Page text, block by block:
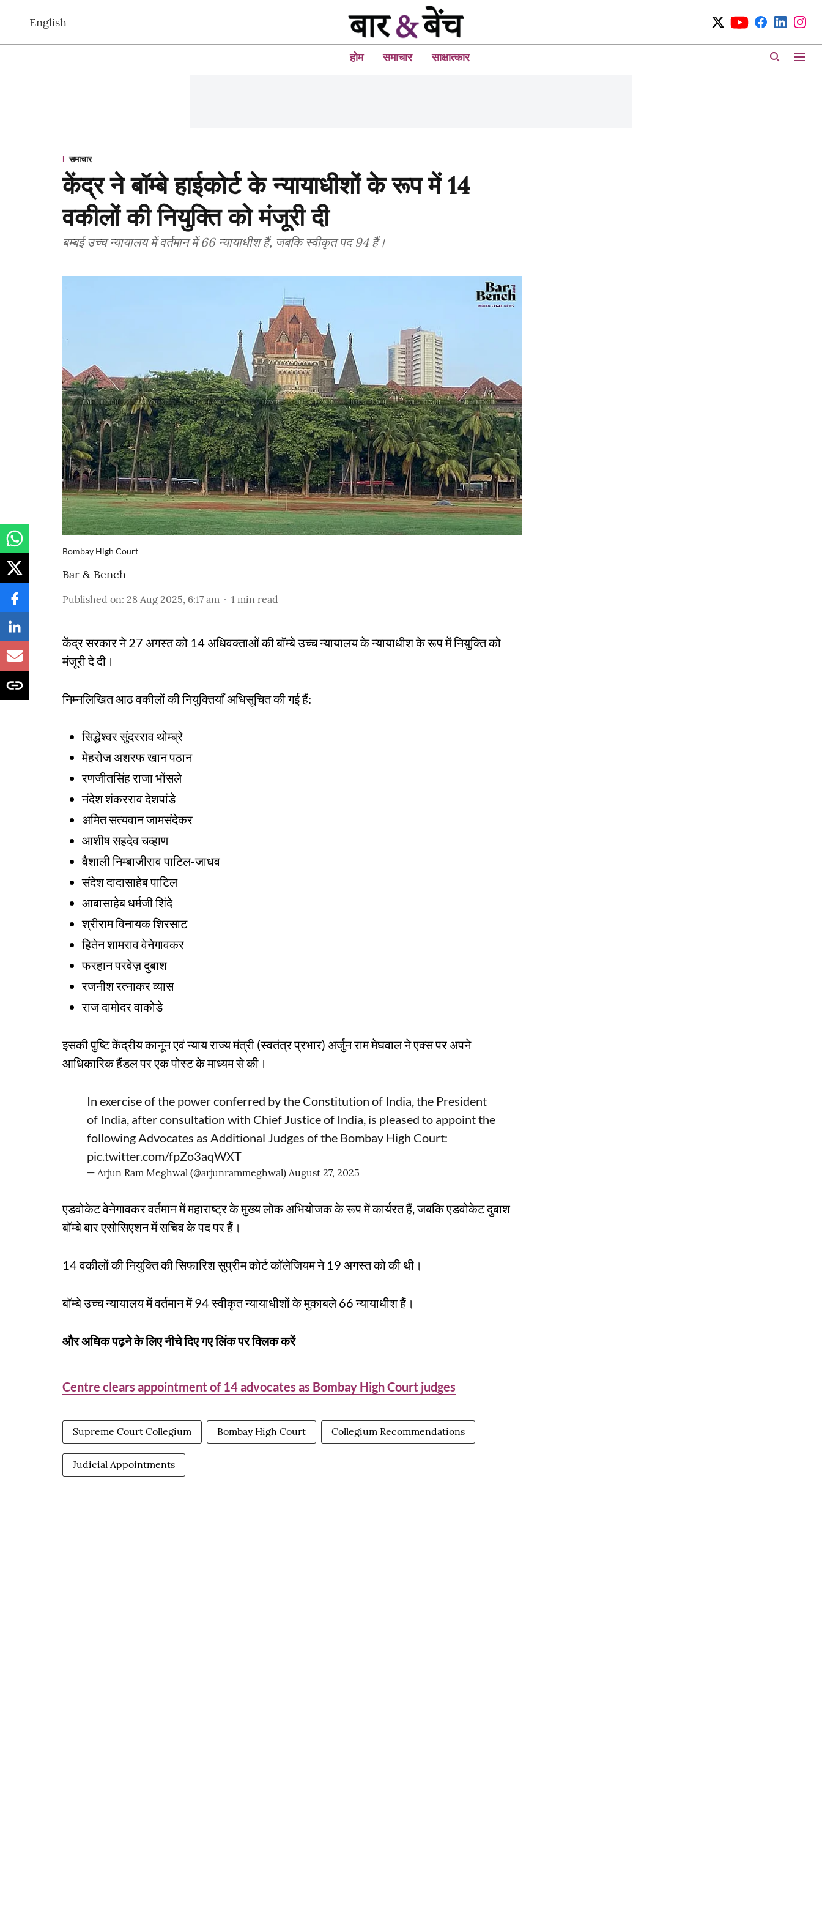
English
होम समाचार साक्षात्कार
समाचार
केंद्र ने बॉम्बे हाईकोर्ट के न्यायाधीशों के रूप में 14
वकीलों की नियुक्ति को मंजूरी दी
बम्बई उच्च न्यायालय में वर्तमान में 66 न्यायाधीश हैं, जबकि स्वीकृत पद 94 हैं।
Bombay High Court
Bar & Bench
Published on: 28 Aug 2025, 6:17 am 1 min read
केंद्र सरकार ने 27 अगस्त को 14 अधिवक्ताओं की बॉम्बे उच्च न्यायालय के न्यायाधीश के रूप में नियुक्ति को
मंजूरी दे दी।
निम्नलिखित आठ वकीलों की नियुक्तियाँ अधिसूचित की गई हैं:
सिद्धेश्वर सुंदरराव थोम्ब्रे
मेहरोज अशरफ खान पठान
रणजीतसिंह राजा भोंसले
नंदेश शंकरराव देशपांडे
अमित सत्यवान जामसंदेकर
आशीष सहदेव चव्हाण
वैशाली निम्बाजीराव पाटिल-जाधव
संदेश दादासाहेब पाटिल
आबासाहेब धर्मजी शिंदे
श्रीराम विनायक शिरसाट
हितेन शामराव वेनेगावकर
फरहान परवेज़ दुबाश
रजनीश रत्नाकर व्यास
राज दामोदर वाकोडे
इसकी पुष्टि केंद्रीय कानून एवं न्याय राज्य मंत्री (स्वतंत्र प्रभार) अर्जुन राम मेघवाल ने एक्स पर अपने
आधिकारिक हैंडल पर एक पोस्ट के माध्यम से की।
In exercise of the power conferred by the Constitution of India, the President
of India, after consultation with Chief Justice of India, is pleased to appoint the
following Advocates as Additional Judges of the Bombay High Court:
pic.twitter.com/fpZo3aqWXT
— Arjun Ram Meghwal (@arjunrammeghwal) August 27, 2025
एडवोकेट वेनेगावकर वर्तमान में महाराष्ट्र के मुख्य लोक अभियोजक के रूप में कार्यरत हैं, जबकि एडवोकेट दुबाश
बॉम्बे बार एसोसिएशन में सचिव के पद पर हैं।
14 वकीलों की नियुक्ति की सिफारिश सुप्रीम कोर्ट कॉलेजियम ने 19 अगस्त को की थी।
बॉम्बे उच्च न्यायालय में वर्तमान में 94 स्वीकृत न्यायाधीशों के मुकाबले 66 न्यायाधीश हैं।
और अधिक पढ़ने के लिए नीचे दिए गए लिंक पर क्लिक करें
Centre clears appointment of 14 advocates as Bombay High Court judges
Supreme Court Collegium Bombay High Court Collegium Recommendations
Judicial Appointments